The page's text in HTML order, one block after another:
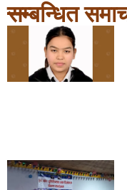
सम्बन्धित